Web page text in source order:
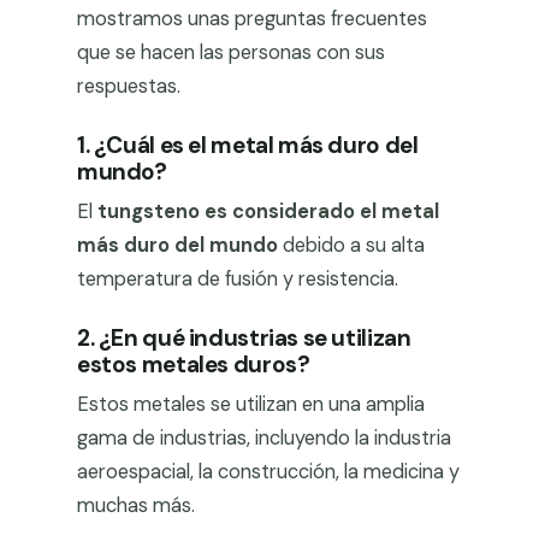
mostramos unas preguntas frecuentes
que se hacen las personas con sus
respuestas.
1. ¿Cuál es el metal más duro del
mundo?
El tungsteno es considerado el metal
más duro del mundodebido a su alta
temperatura de fusión y resistencia.
2. ¿En qué industrias se utilizan
estos metales duros?
Estos metales se utilizan en una amplia
gama de industrias, incluyendo la industria
aeroespacial, la construcción, la medicina y
muchas más.